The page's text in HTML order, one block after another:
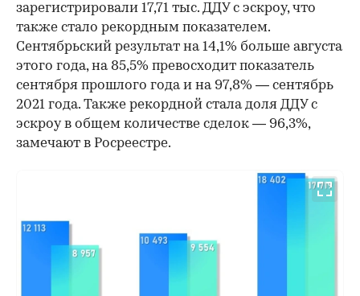
зарегистрировали 17,71 тыс. ДДУ с эскроу, что
также стало рекордным показателем.
Сентябрьский результат на 14,1% больше августа
этого года, на 85,5% превосходит показатель
сентября прошлого года и на 97,8% — сентябрь
2021 года. Также рекордной стала доля ДДУ с
эскроу в общем количестве сделок — 96,3%,
замечают в Росреестре.